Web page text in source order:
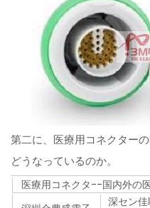
第二に、医療用コネクター
どうなっているのか。
医療用コネクタ--国内外の
深セン